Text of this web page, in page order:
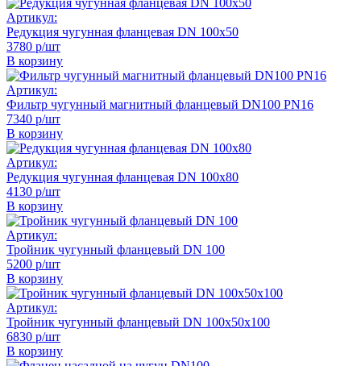
Артикул:
Редукция чугунная фланцевая DN 100х50
3780 р/шт
В корзину
Артикул:
Фильтр чугунный магнитный фланцевый DN100 PN16
7340 р/шт
В корзину
Артикул:
Редукция чугунная фланцевая DN 100х80
4130 р/шт
В корзину
Артикул:
Тройник чугунный фланцевый DN 100
5200 р/шт
В корзину
Артикул:
Тройник чугунный фланцевый DN 100х50х100
6830 р/шт
В корзину